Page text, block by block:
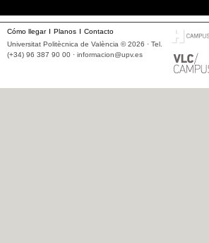
Cómo llegar Planos
Contacto
Universitat Politècnica de València © 2026 · Tel.
(+34) 96 387 90 00 · informacion@upv.es